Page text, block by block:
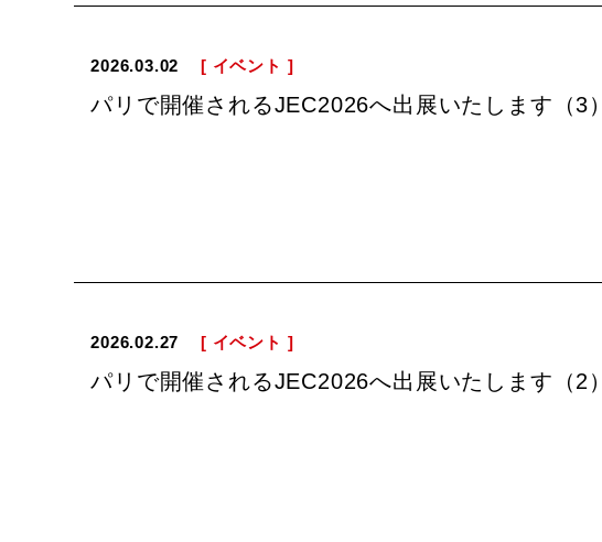
2026.03.02 [ イベント ]
パリで開催されるJEC2026へ出展いたします（3）
2026.02.27 [ イベント ]
パリで開催されるJEC2026へ出展いたします（2）